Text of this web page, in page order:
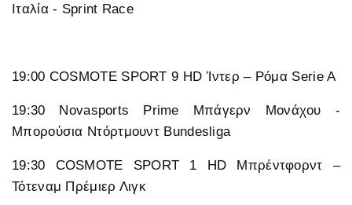
Ιταλία - Sprint Race
19:00 COSMOTE SPORT 9 HD Ίντερ – Ρόμα Serie A
19:30 Novasports Prime Μπάγερν Μονάχου -
Μπορούσια Ντόρτμουντ Bundesliga
19:30 COSMOTE SPORT 1 HD Μπρέντφορντ –
Τότεναμ Πρέμιερ Λιγκ